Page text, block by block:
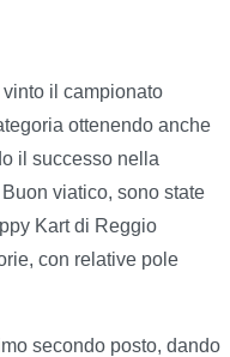
vinto il campionato
ottenendo anche
il successo nella
viatico, sono state
Kart di Reggio
con relative pole
secondo posto, dando